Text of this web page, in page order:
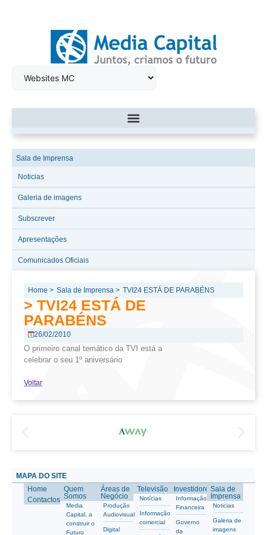
Sala de Imprensa
Noticias
Galeria de imagens
Subscrever
Apresentações
Comunicados Oficiais
Home > Sala de Imprensa > TVI24 ESTÁ DE PARABÉNS
> TVI24 ESTÁ DE
PARABÉNS
26/02/2010
O primeiro canal temático da TVI está a
celebrar o seu 1º aniversário
Voltar
MAPA DO SITE
Home
Contactos
Quem
Somos
Media
Capital, a
construir o
Futuro
Áreas de
Negócio
Produção
Audiovisual
Digital
Televisão
Notícias
Informação
comercial
Investidores
Informação
Financeira
Governo
da
Sala de
Imprensa
Noticias
Galeria de
imagens